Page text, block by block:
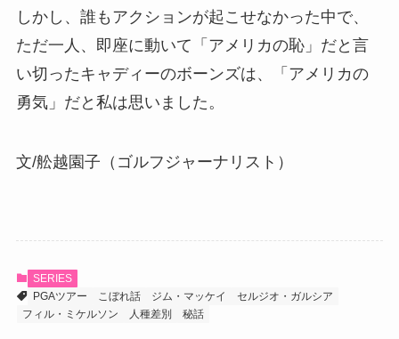
しかし、誰もアクションが起こせなかった中で、
ただ一人、即座に動いて「アメリカの恥」だと言
い切ったキャディーのボーンズは、「アメリカの
勇気」だと私は思いました。
文/舩越園子（ゴルフジャーナリスト）
SERIES
PGAツアー
こぼれ話 ジム・マッケイ
セルジオ・ガルシア
フィル・ミケルソン
人種差別 秘話